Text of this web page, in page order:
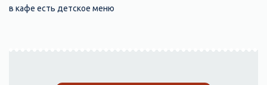
в кафе есть детское меню